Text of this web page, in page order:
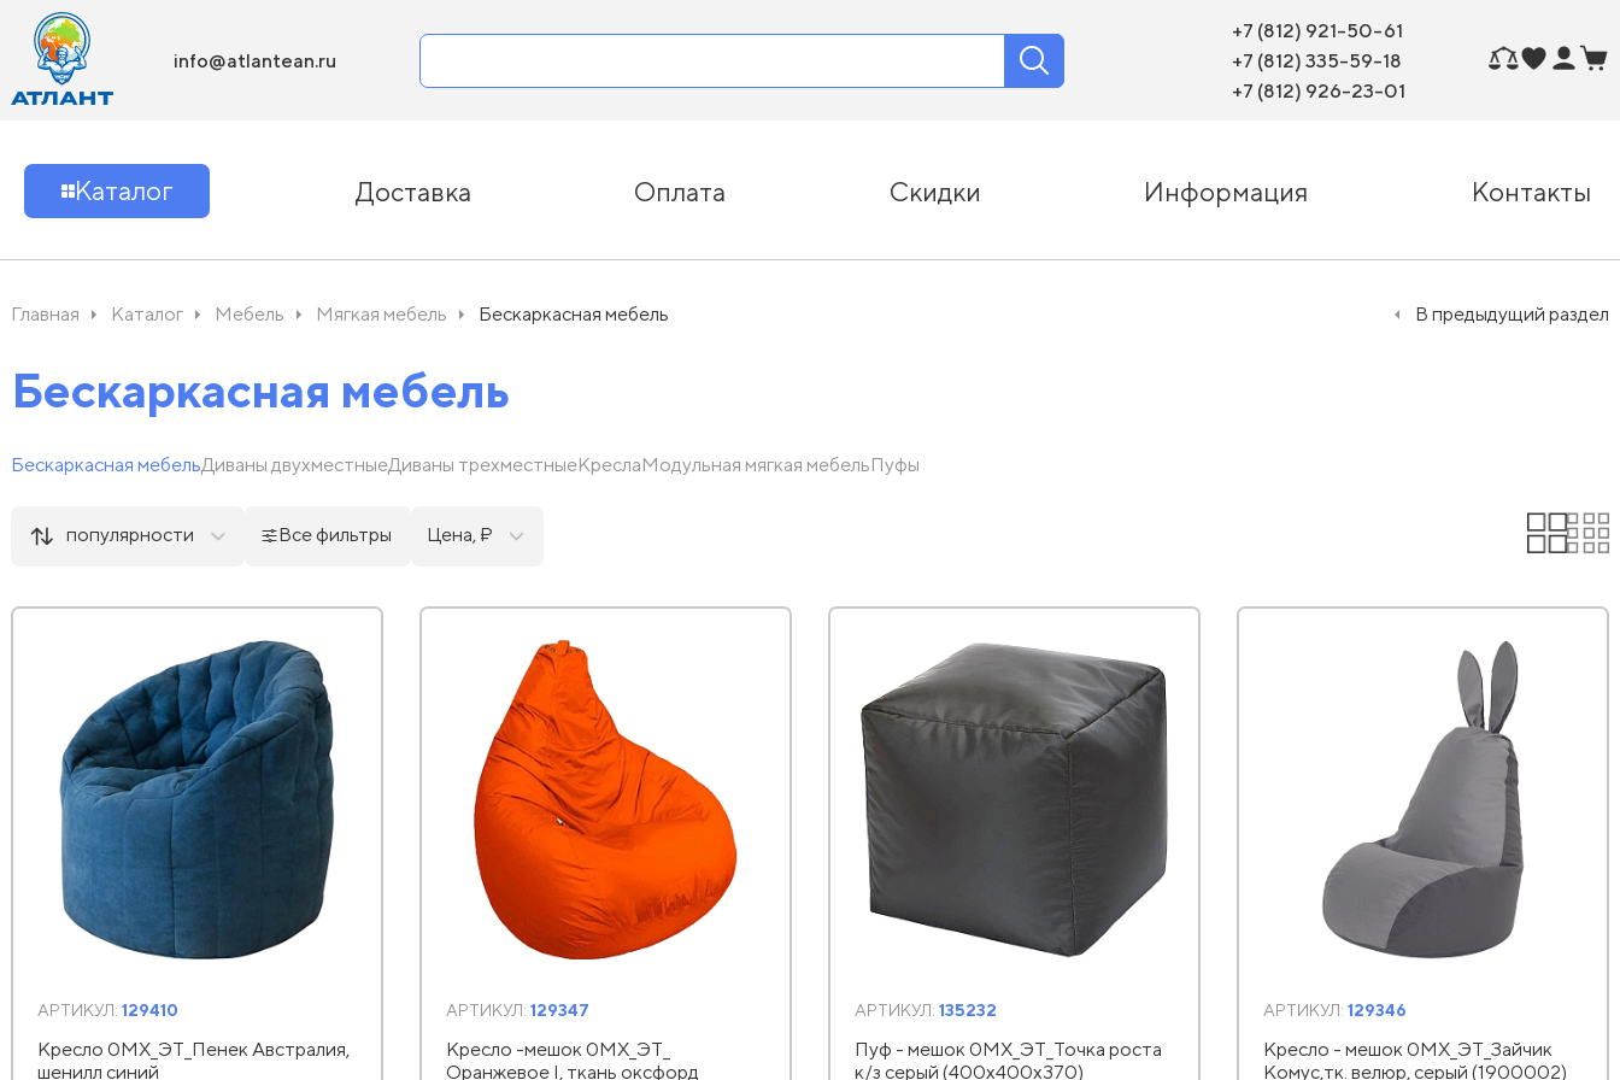
info@atlantean.ru
+7 (812) 921-50-61
+7 (812) 335-59-18
+7 (812) 926-23-01
Каталог Доставка Оплата Скидки Информация Контакты
Главная Каталог Мебель Мягкая мебель Бескаркасная мебель В предыдущий раздел
Бескаркасная мебель
Бескаркасная мебельДиваны двухместныеДиваны трехместныеКреслаМодульная мягкая мебельПуфы
популярности Все фильтры Цена, ₽
АРТИКУЛ: 129410
Кресло 0MX_ЭТ_Пенек Австралия,
шенилл синий
АРТИКУЛ: 129347
Кресло -мешок 0MX_ЭТ_
Оранжевое I, ткань оксфорд
АРТИКУЛ: 135232
Пуф - мешок 0MX_ЭТ_Точка роста
к/з серый (400x400x370)
АРТИКУЛ: 129346
Кресло - мешок 0MX_ЭТ_Зайчик
Комус,тк. велюр, серый (1900002)